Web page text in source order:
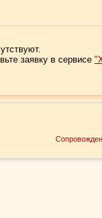
заявку в сервисе